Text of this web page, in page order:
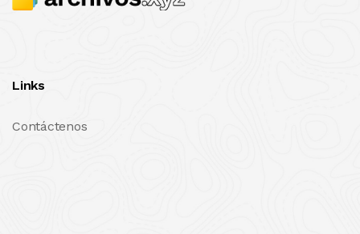
Links
Contáctenos